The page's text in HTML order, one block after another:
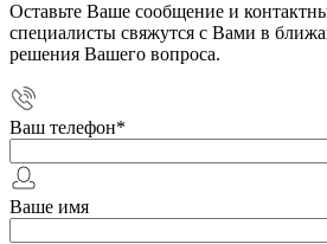
Оставьте Ваше сообщение и
специалисты свяжутся с Вами в
решения Вашего вопроса.
Ваш телефон*
Ваше имя